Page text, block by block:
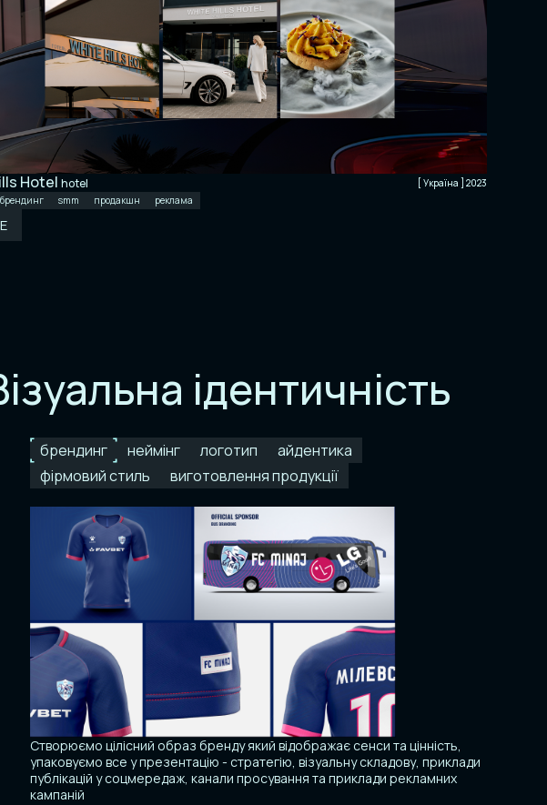
Hotel hotel
[ Україна ] 2023
брендинг smm продакшн реклама
ідентичність
брендинг неймінг логотип
айдентика
фірмовий стиль
виготовлення продукції
Створюємо цілісний образ бренду який відображає сенси та цінність,
упаковуємо все у презентацію - стратегію, візуальну складову, приклади
публікацій у соцмередаж, канали просування та приклади рекламних
кампаній